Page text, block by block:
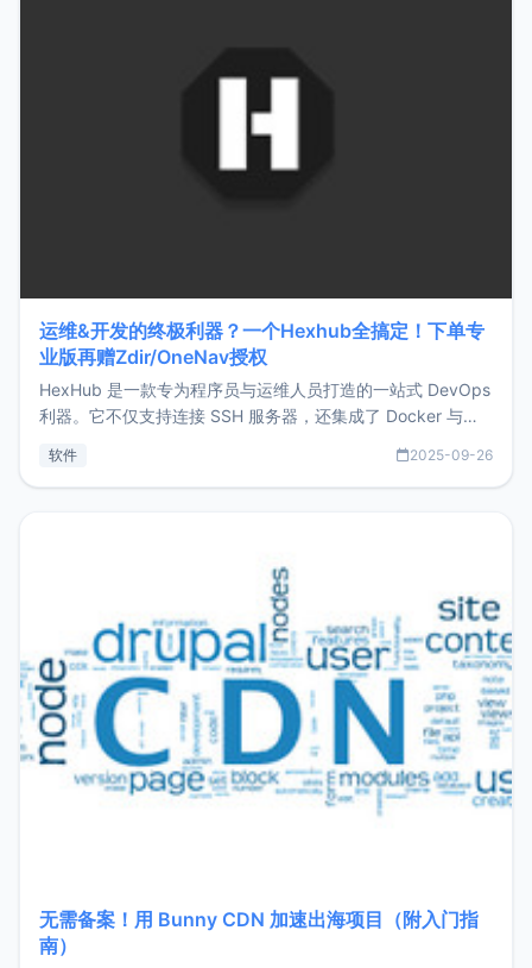
运维&开发的终极利器？一个Hexhub全搞定！下单专
业版再赠Zdir/OneNav授权
HexHub 是一款专为程序员与运维人员打造的一站式 DevOps
利器。它不仅支持连接 SSH 服务器，还集成了 Docker 与常
件间频繁切换，仅凭 HexHub 即可同时搞定运维与数据库操
软件 2025-09-26
无需备案！用 Bunny CDN 加速出海项目（附入门指
南）